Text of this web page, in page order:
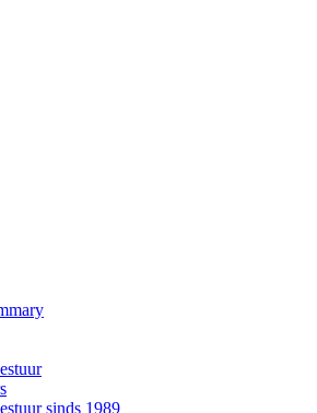
sinds 1989